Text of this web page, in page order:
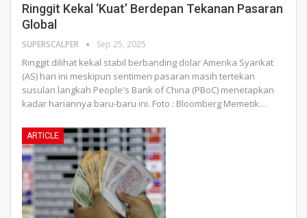
Ringgit Kekal ‘Kuat’ Berdepan Tekanan Pasaran
Global
SUPERSCALPER Sep 25, 2025
Ringgit dilihat kekal stabil berbanding dolar Amerika Syarikat
(AS) hari ini meskipun sentimen pasaran masih tertekan
susulan langkah People's Bank of China (PBoC) menetapkan
kadar hariannya baru-baru ini. Foto : Bloomberg Memetik…
ARTICLE